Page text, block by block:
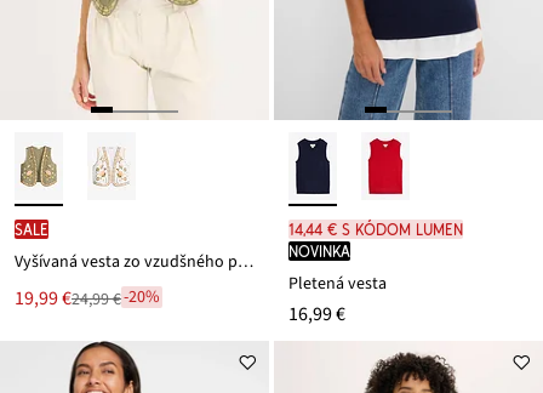
SALE
Vyšívaná vesta zo vzudšného pláteného mixu
Nová
cena
19,99 €
Zľava
24,99 €
24,99 €-20%
14,44 € s kódom LUMEN
novinka
Pletená vesta
16,99 €